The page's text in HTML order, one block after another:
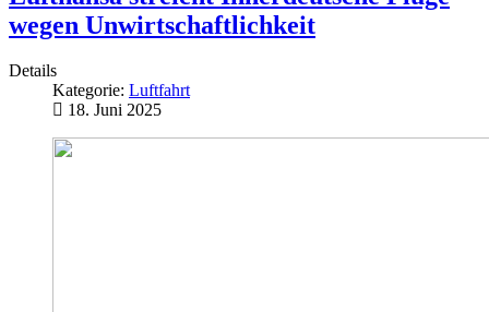
wegen Unwirtschaftlichkeit
Details
Kategorie: Luftfahrt
18. Juni 2025